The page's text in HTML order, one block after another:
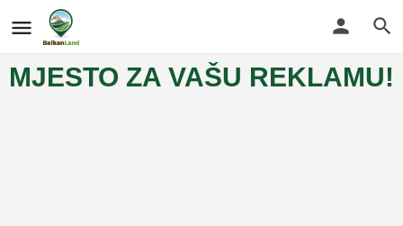
MJESTO ZA VAŠU REKLAMU!